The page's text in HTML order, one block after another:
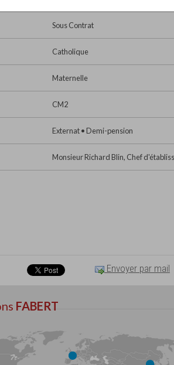
Sous Contrat
Catholique
Maternelle
CM2
Externat • Demi-pension
Monsieur Richard Blin, Chef
Envoyer par mail
FABERT